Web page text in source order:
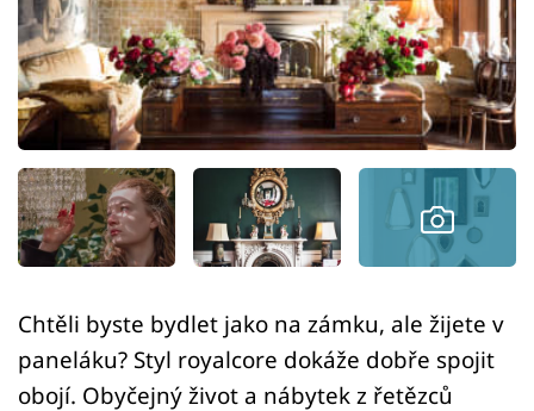
Sledujte prima+
Přihlášení
Sledujte nás
Chtěli byste bydlet jako na zámku, ale žijete v
paneláku? Styl royalcore dokáže dobře spojit
obojí. Obyčejný život a nábytek z řetězců